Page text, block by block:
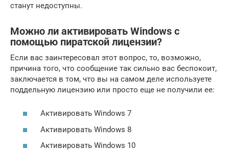
станут недоступны.
Можно ли активировать Windows с
помощью пиратской лицензии?
Если вас заинтересовал этот вопрос, то, возможно,
причина того, что сообщение так сильно вас беспокоит,
заключается в том, что вы на самом деле используете
поддельную лицензию или просто еще не получили ее:
Активировать Windows 7
Активировать Windows 8
Активировать Windows 10